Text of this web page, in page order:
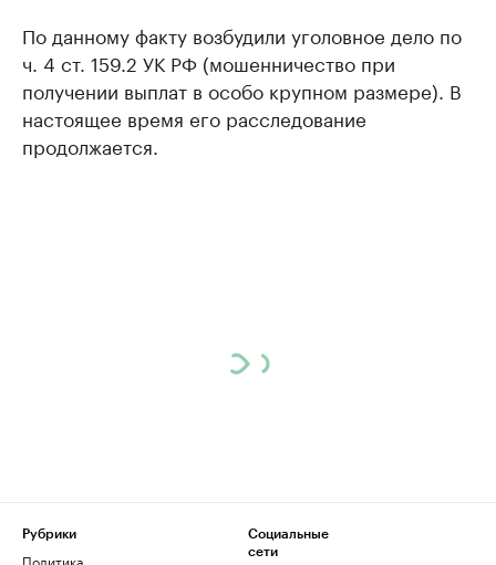
По данному факту возбудили уголовное дело по
ч. 4 ст. 159.2 УК РФ (мошенничество при
получении выплат в особо крупном размере). В
настоящее время его расследование
продолжается.
Рубрики
Политика
Социальные
сети